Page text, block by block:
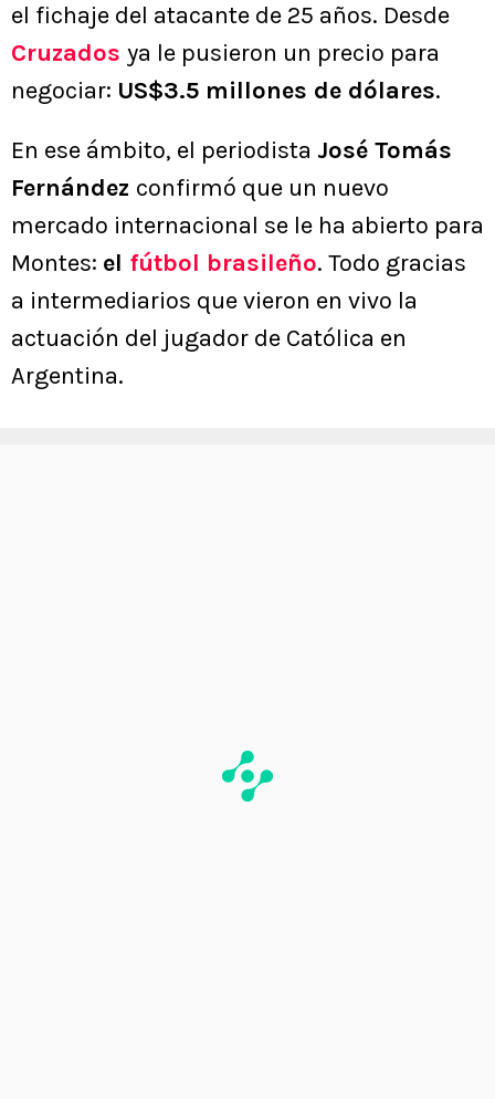
el fichaje del atacante de 25 años. Desde
Cruzados ya le pusieron un precio para
negociar: US$3.5 millones de dólares.
En ese ámbito, el periodista José Tomás
Fernández confirmó que un nuevo
mercado internacional se le ha abierto para
Montes: el fútbol brasileño. Todo gracias
a intermediarios que vieron en vivo la
actuación del jugador de Católica en
Argentina.